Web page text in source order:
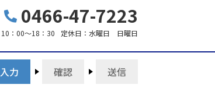
0466-47-7223
10：00～18：30 定休日： 水曜日 日曜日
入力 確認 送信